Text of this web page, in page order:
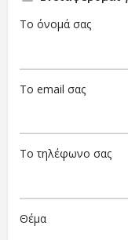
Το όνομά σας
Το email σας
Το τηλέφωνο σας
Θέμα